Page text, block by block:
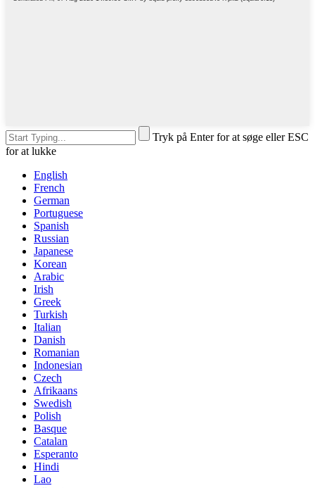
Tryk på Enter for at søge eller ESC
for at lukke
English
French
German
Portuguese
Spanish
Russian
Japanese
Korean
Arabic
Irish
Greek
Turkish
Italian
Danish
Romanian
Indonesian
Czech
Afrikaans
Swedish
Polish
Basque
Catalan
Esperanto
Hindi
Lao